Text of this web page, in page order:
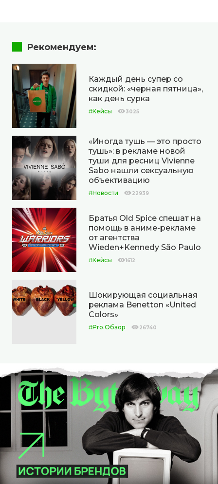
Рекомендуем:
Каждый день супер со
скидкой: «черная пятница»,
как день сурка
#Кейсы 3025
«Иногда тушь — это просто
тушь»: в рекламе новой
туши для ресниц Vivienne
Sabo нашли сексуальную
объективацию
#Новости 22939
Братья Old Spice спешат на
помощь в аниме-рекламе
от агентства
Wieden+Kennedy São Paulo
#Кейсы 1612
Шокирующая социальная
реклама Benetton «United
Colors»
#Pro.Обзор 26740